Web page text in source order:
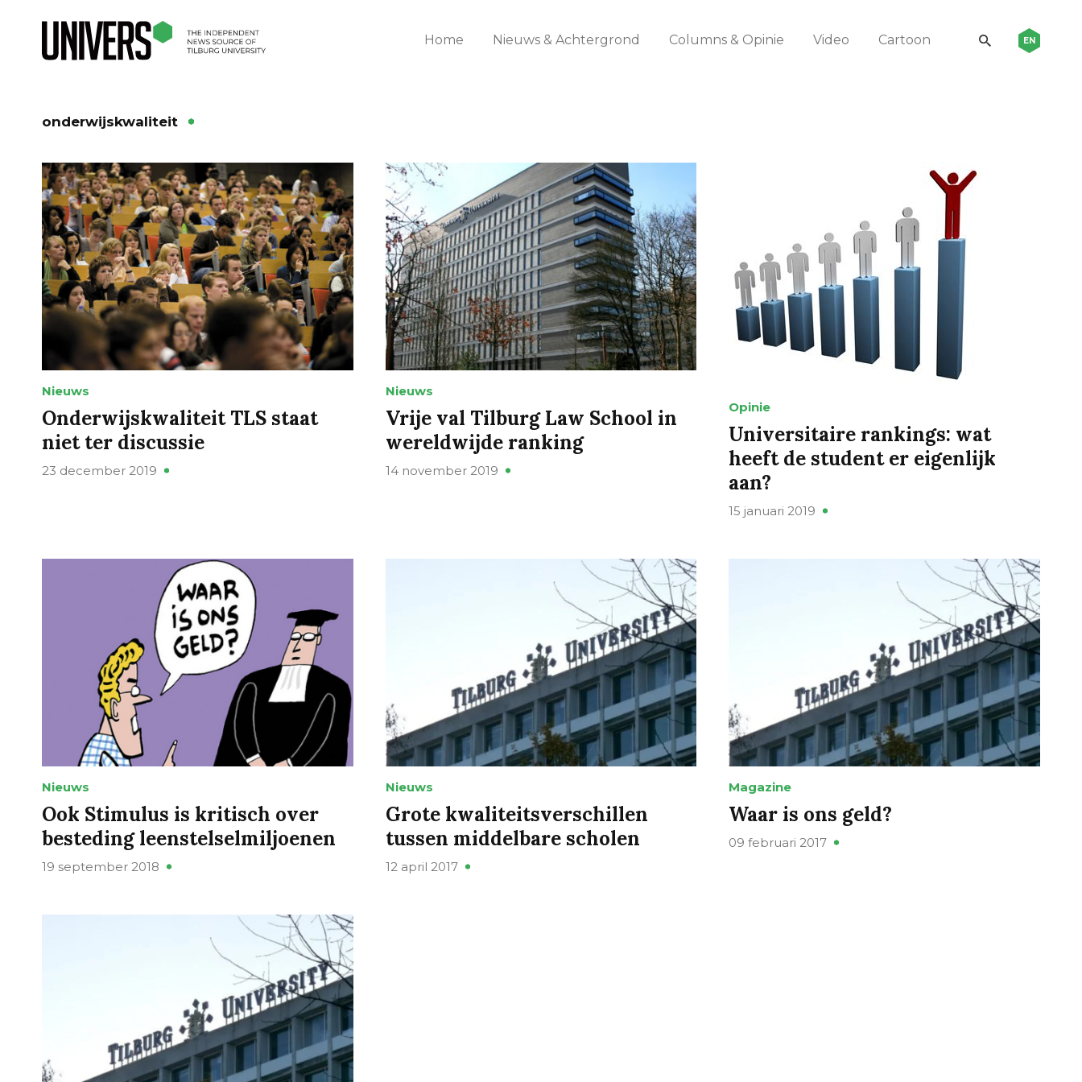
Home Nieuws & Achtergrond Columns & Opinie Video Cartoon EN
onderwijskwaliteit
Nieuws
Onderwijskwaliteit TLS staat
niet ter discussie
23 december 2019
Nieuws
Vrije val Tilburg Law School in
wereldwijde ranking
14 november 2019
Opinie
Universitaire rankings: wat
heeft de student er eigenlijk
aan?
15 januari 2019
Nieuws
Ook Stimulus is kritisch over
besteding leenstelselmiljoenen
19 september 2018
Nieuws
Grote kwaliteitsverschillen
tussen middelbare scholen
12 april 2017
Magazine
Waar is ons geld?
09 februari 2017